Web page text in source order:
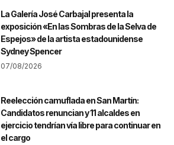
La Galería José Carbajal presenta la
exposición «En las Sombras de la Selva de
Espejos» de la artista estadounidense
Sydney Spencer
07/08/2026
Reelección camuflada en San Martín:
Candidatos renuncian y 11 alcaldes en
ejercicio tendrían vía libre para continuar en
el cargo